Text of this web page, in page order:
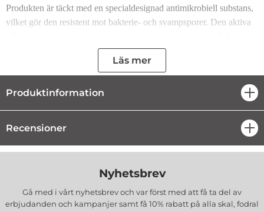
Produkten är täckt med en specialdesignad antimikrobiell substans,
vilket gör den resistent mot bakterie- och svampsporer. Den aktiva
dödar effektivt bakterier, svampar och mögel. Det skyddar
telefonanvändaren från kontakt med skadliga mikrober.
Den antimikrobiella beläggningen slits inte av och förblir
aktiv. Förstör 99,99% av bakterierna inom 24 timmar.
Beläggningen är giftfri, livsmedelssäker och godkänd för
Formen och storleken på glaset har utformats för att tillåta
PanzerGlass™ ClearCase™-fodralerbjudandet.
Kameraskydd fram - CamSlider ™ med Swarovski® kristall
Läs mer
Produktinformation
Recensioner
Nyhetsbrev
Gå med i vårt nyhetsbrev och var först med att få ta del av
erbjudanden och kampanjer samt få 10% rabatt på alla skal, fodral